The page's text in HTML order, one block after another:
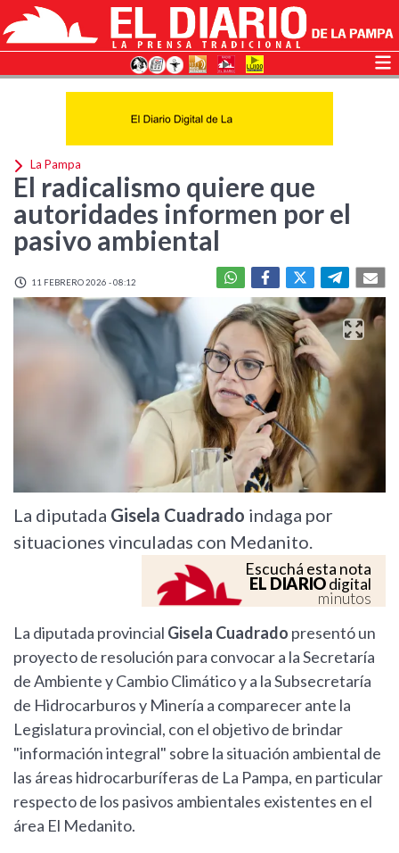
La Pampa
El radicalismo quiere que
autoridades informen por el
pasivo ambiental
11 FEBRERO 2026 - 08:12
La diputada Gisela Cuadrado indaga por
situaciones vinculadas con Medanito.
Escuchá esta nota
EL DIARIOdigital
minutos
La diputada provincial Gisela Cuadrado presentó un
proyecto de resolución para convocar a la Secretaría
de Ambiente y Cambio Climático y a la Subsecretaría
de Hidrocarburos y Minería a comparecer ante la
Legislatura provincial, con el objetivo de brindar
"información integral" sobre la situación ambiental de
las áreas hidrocarburíferas de La Pampa, en particular
respecto de los pasivos ambientales existentes en el
área El Medanito.